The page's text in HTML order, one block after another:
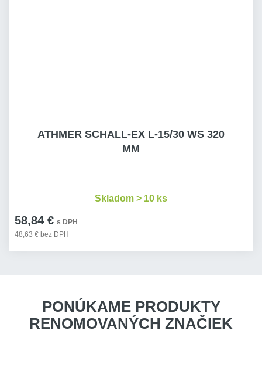
ATHMER SCHALL-EX L-15/30 WS 320
MM
58,84 € s DPH
48,63 € bez DPH
Skladom > 10 ks
PONÚKAME PRODUKTY
RENOMOVANÝCH ZNAČIEK